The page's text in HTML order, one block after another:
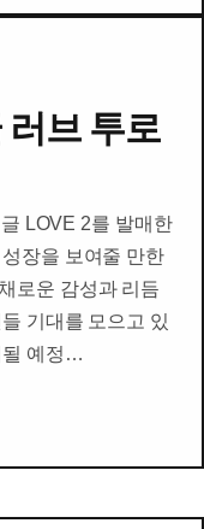
러브 투로
LOVE 2를 발매한
장을 보여줄 만한
로운 감성과 리듬
기대를 모으고 있
될 예정…